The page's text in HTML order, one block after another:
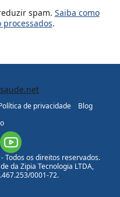
spam. Saiba como
.
de privacidade
Blog
Todos os direitos reservados.
da Zipia Tecnologia LTDA,
0001-72.